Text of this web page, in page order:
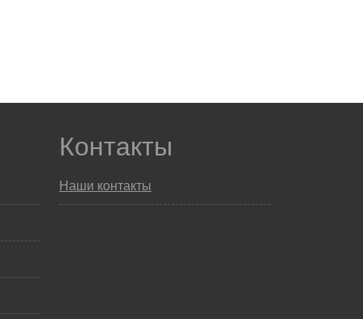
Контакты
Наши контакты